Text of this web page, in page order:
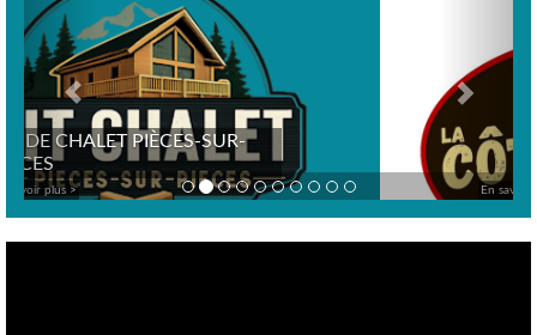
En savoir plus >